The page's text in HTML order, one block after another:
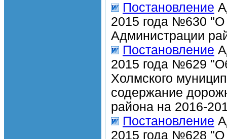
Постановление
2015 года №630 "О
Администрации
Постановление
2015 года №629
Холмского
содержание
района на 2016-
Постановление
2015 года №628 "О